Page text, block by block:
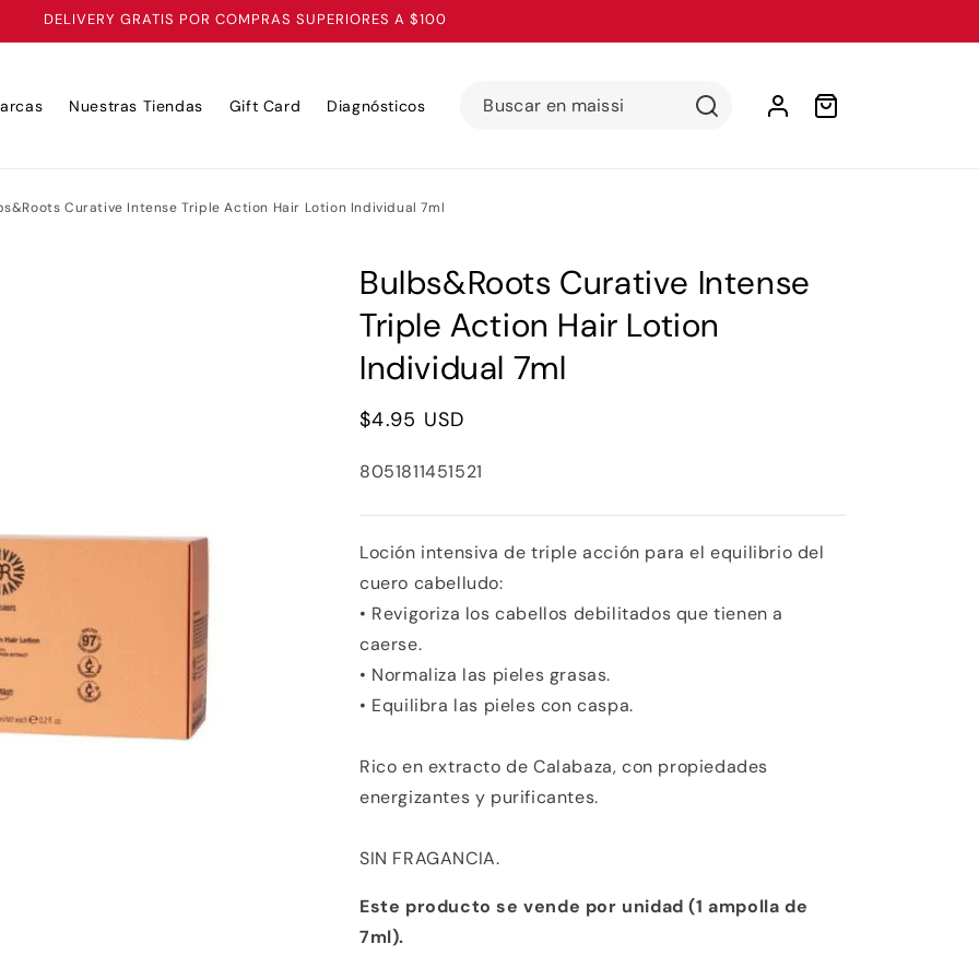
DELIVERY GRATIS POR COMPRAS SUPERIORES A $100
Nuestras Tiendas Gift Card Diagnósticos Buscar en maissi
sesión
Carrito
Curative Intense Triple Action Hair Lotion Individual 7ml
Bulbs&Roots Curative Intense
Triple Action Hair Lotion
Individual 7ml
Precio
$4.95 USD
SKU:
8051811451521
Loción intensiva de triple acción para el equilibrio del
cuero cabelludo:
• Revigoriza los cabellos debilitados que tienen a
caerse.
• Normaliza las pieles grasas.
• Equilibra las pieles con caspa.
Rico en extracto de Calabaza, con propiedades
energizantes y purificantes.
SIN FRAGANCIA.
Este producto se vende por unidad (1 ampolla de
7ml).